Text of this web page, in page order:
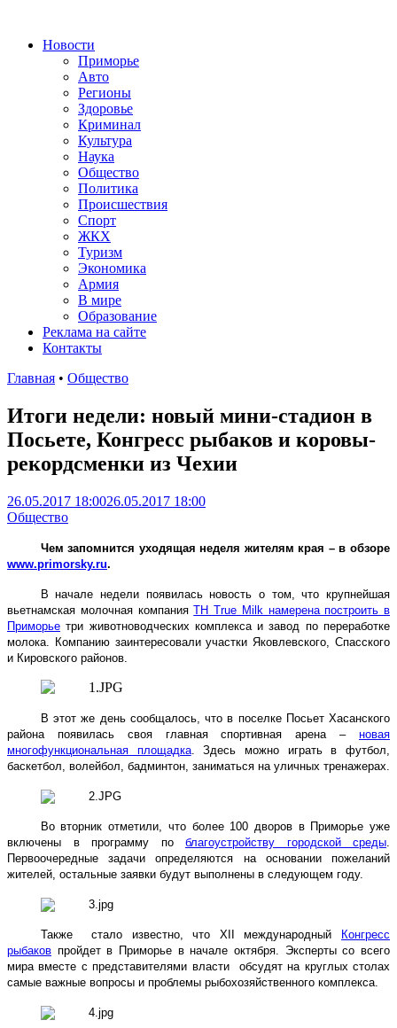
Новости
Приморье
Авто
Регионы
Здоровье
Криминал
Культура
Наука
Общество
Политика
Происшествия
Спорт
ЖКХ
Туризм
Экономика
Армия
В мире
Образование
Реклама на сайте
Контакты
Главная • Общество
Итоги недели: новый мини-стадион в
Посьете, Конгресс рыбаков и коровы-
рекордсменки из Чехии
26.05.2017 18:0026.05.2017 18:00
Общество
Чем запомнится уходящая неделя жителям края – в обзоре
www.primorsky.ru.
В начале недели появилась новость о том, что крупнейшая
вьетнамская молочная компанияTH True Milk намерена построить в
Приморье три животноводческих комплекса и завод по переработке
молока. Компанию заинтересовали участки Яковлевского, Спасского
и Кировского районов.
В этот же день сообщалось, что в поселке Посьет Хасанского
района появилась своя главная спортивная арена – новая
многофункциональная площадка. Здесь можно играть в футбол,
баскетбол, волейбол, бадминтон, заниматься на уличных тренажерах.
Во вторник отметили, что более 100 дворов в Приморье уже
включены в программу по благоустройству городской среды
Первоочередные задачи определяются на основании пожеланий
жителей, остальные заявки будут выполнены в следующем году.
Также стало известно, что XII международный
Конгресс
рыбаков пройдет в Приморье в начале октября. Эксперты со всего
мира вместе с представителями власти
обсудят на круглых столах
самые важные вопросы и проблемы рыбохозяйственного комплекса.